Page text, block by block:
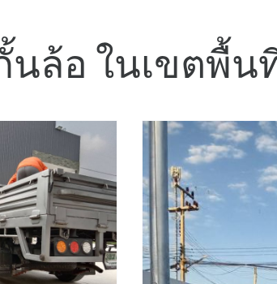
นล้อ ในเขตพื้